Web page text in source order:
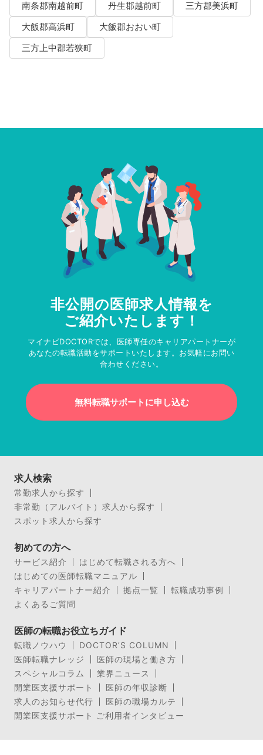
南条郡南越前町
丹生郡越前町
三方郡美浜町
大飯郡高浜町
大飯郡おおい町
三方上中郡若狭町
非公開の医師求人情報を
ご紹介いたします！
マイナビDOCTORでは、医師専任のキャリアパートナーが
あなたの転職活動をサポートいたします。お気軽にお問い
合わせください。
無料転職サポートに申し込む
求人検索
常勤求人から探す
非常勤（アルバイト）求人から探す
スポット求人から探す
初めての方へ
サービス紹介
はじめて転職される方へ
はじめての医師転職マニュアル
キャリアパートナー紹介
拠点一覧
転職成功事例
よくあるご質問
医師の転職お役立ちガイド
転職ノウハウ
DOCTOR’S COLUMN
医師転職ナレッジ
医師の現場と働き方
スペシャルコラム
業界ニュース
開業医支援サポート
医師の年収診断
求人のお知らせ代行
医師の職場カルテ
開業医支援サポート ご利用者インタビュー